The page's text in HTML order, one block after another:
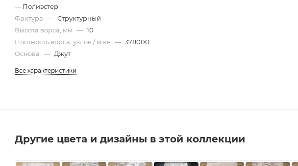
— Полиэстер
Фактура — Структурный
Высота ворса, мм — 10
Плотность ворса, узлов / м.кв — 378000
Основа — Джут
Все характеристики
Другие цвета и дизайны в этой коллекции